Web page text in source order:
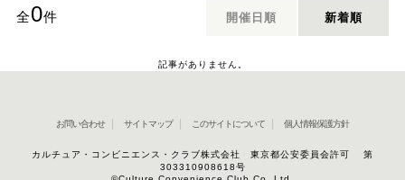
全0件 開催日順 新着順
記事がありません。
お問い合わせ サイトマップ このサイトについて 個人情報保護方針
カルチュア・コンビニエンス・クラブ株式会社 東京都公安委員会許可 第
303310908618号